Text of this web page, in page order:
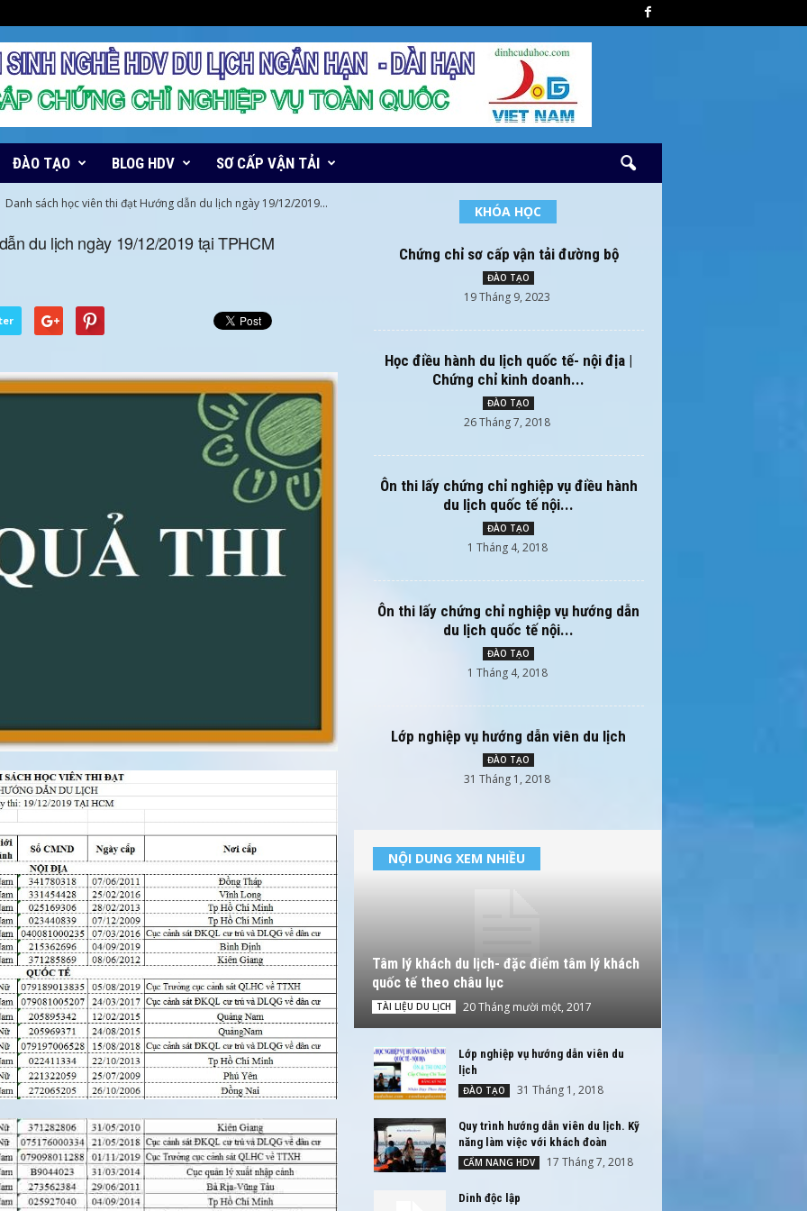
ĐÀO TẠO BLOG HDV SƠ CẤP VẬN TẢI
Danh sách học viên thi đạt Hướng dẫn du lịch ngày 19/12/2019...
du lịch ngày 19/12/2019 tại TPHCM
KHÓA HỌC
Chứng chỉ sơ cấp vận tải đường bộ
ĐÀO TẠO
19 Tháng 9, 2023
Học điều hành du lịch quốc tế- nội địa |
Chứng chỉ kinh doanh...
ĐÀO TẠO
26 Tháng 7, 2018
Ôn thi lấy chứng chỉ nghiệp vụ điều hành
du lịch quốc tế nội...
ĐÀO TẠO
1 Tháng 4, 2018
Ôn thi lấy chứng chỉ nghiệp vụ hướng dẫn
du lịch quốc tế nội...
ĐÀO TẠO
1 Tháng 4, 2018
Lớp nghiệp vụ hướng dẫn viên du lịch
ĐÀO TẠO
31 Tháng 1, 2018
NỘI DUNG XEM NHIỀU
Tâm lý khách du lịch- đặc điểm tâm lý khách
quốc tế theo châu lục
TÀI LIỆU DU LỊCH 20 Tháng mười một, 2017
Lớp nghiệp vụ hướng dẫn viên du
lịch
ĐÀO TẠO 31 Tháng 1, 2018
Quy trình hướng dẫn viên du lịch. Kỹ
năng làm việc với khách đoàn
CẨM NANG HDV 17 Tháng 7, 2018
Dinh độc lập